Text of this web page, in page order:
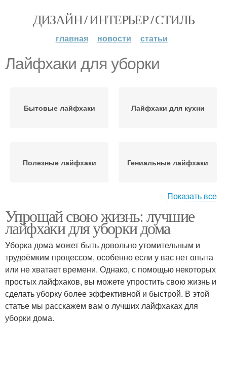
ДИЗАЙН / ИНТЕРЬЕР / СТИЛЬ
главная новости статьи
Лайфхаки для уборки
Бытовые лайфхаки Лайфхаки для кухни
Полезные лайфхаки Гениальные лайфхаки
Лайфхаки для
повседневной жизни
Крутые лайфхаки
Лайфхак для родителей Лайфхаки для жизни
Показать все
Упрощай свою жизнь: лучшие
лайфхаки для уборки дома
Уборка дома может быть довольно утомительным и
трудоёмким процессом, особенно если у вас нет опыта
или не хватает времени. Однако, с помощью некоторых
простых лайфхаков, вы можете упростить свою жизнь и
сделать уборку более эффективной и быстрой. В этой
статье мы расскажем вам о лучших лайфхаках для
уборки дома.